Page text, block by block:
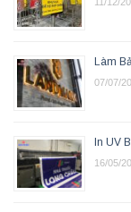
Làm
07/07/
In UV
16/05/